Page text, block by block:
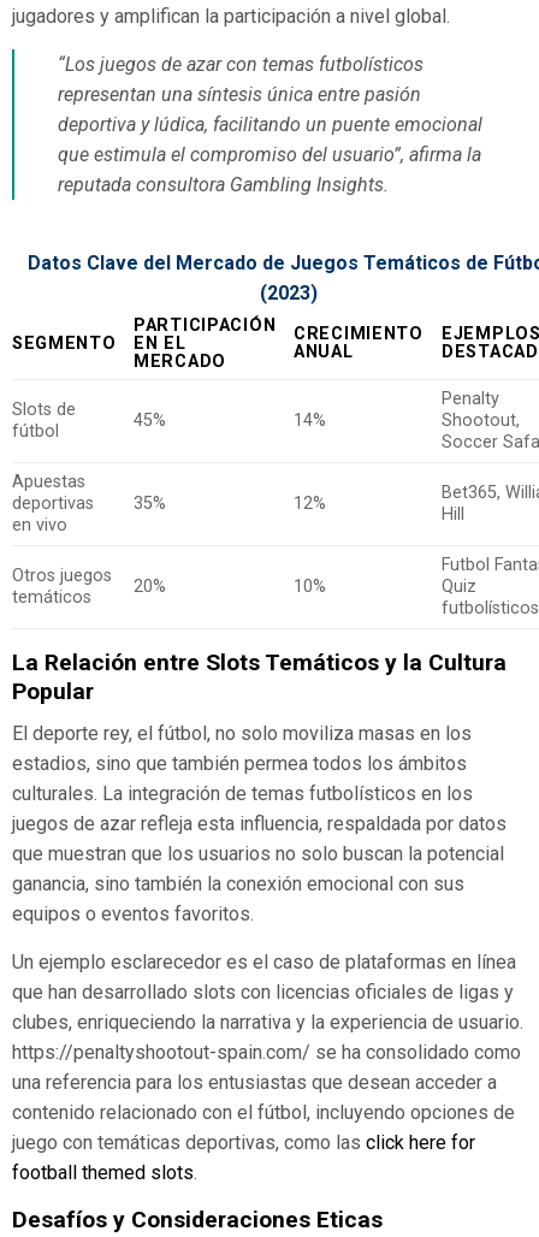
jugadores y amplifican la participación a nivel global.
“Los juegos de azar con temas futbolísticos
representan una síntesis única entre pasión
deportiva y lúdica, facilitando un puente emocional
que estimula el compromiso del usuario”, afirma la
reputada consultora Gambling Insights.
Datos Clave del Mercado de Juegos Temáticos de
(2023)
SEGMENTO
PARTICIPACIÓN
EN EL
MERCADO
CRECIMIENTO
ANUAL
Slots de
fútbol
45% 14%
Penalty
Shootout,
Soccer
Apuestas
deportivas
en vivo
35% 12%
Bet365,
Hill
Otros juegos
temáticos
20% 10%
Futbol
Quiz
futbolísticos
La Relación entre Slots Temáticos y la Cultura
Popular
El deporte rey, el fútbol, no solo moviliza masas en los
estadios, sino que también permea todos los ámbitos
culturales. La integración de temas futbolísticos en los
juegos de azar refleja esta influencia, respaldada por datos
que muestran que los usuarios no solo buscan la potencial
ganancia, sino también la conexión emocional con sus
equipos o eventos favoritos.
Un ejemplo esclarecedor es el caso de plataformas en línea
que han desarrollado slots con licencias oficiales de ligas y
clubes, enriqueciendo la narrativa y la experiencia de usuario.
https://penaltyshootout-spain.com/ se ha consolidado como
una referencia para los entusiastas que desean acceder a
contenido relacionado con el fútbol, incluyendo opciones de
juego con temáticas deportivas, como las click here for
football themed slots.
Desafíos y Consideraciones Eticas